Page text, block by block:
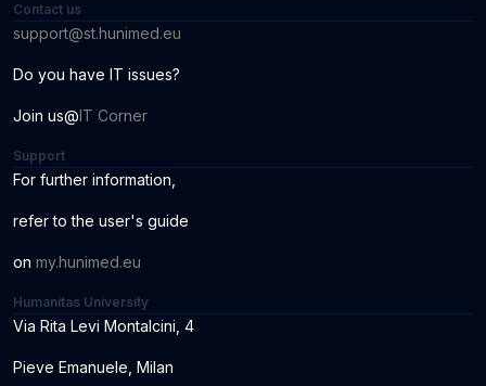
Contact us
support@st.hunimed.eu
Do you have IT issues?
Join us@IT Corner
Support
For further information
refer to the user's guide
on my.hunimed.eu
Humanitas University
Via Rita Levi Montalcini, 4
Pieve Emanuele, Milan